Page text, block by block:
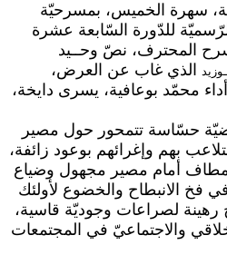
سهرة الخميس، بمسرحيّة
للدّورة السّابعة عشرة
المحترف، نصّ وحــيد
الذي غاب عن العرض،
محمّد بوعافية، يسرى دايخة،
حسّاسة تتمحور حول مصير
بهم وإغرائهم بوعود زائفة،
أمام مصير مجهول وضياع
فخ الانبطاح والخضوع لأولئك
رهينة لصراعات وجوديّة قاسية،
والاجتماعيّ في المجتمعات